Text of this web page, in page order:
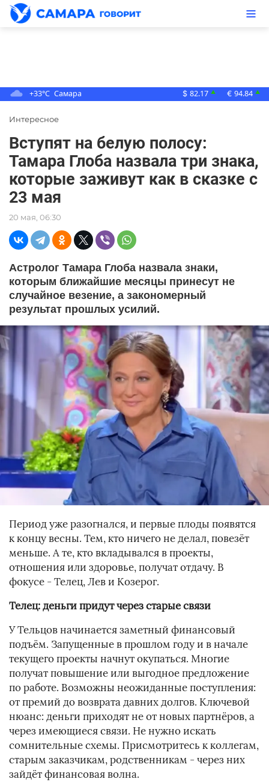
+33°C Самара $ 82.17 ▲ € 94.84 ▲
Интересное
Вступят на белую полосу:
Тамара Глоба назвала три знака,
которые заживут как в сказке с
23 мая
20 мая, 06:30
Астролог Тамара Глоба назвала знаки,
которым ближайшие месяцы принесут не
случайное везение, а закономерный
результат прошлых усилий.
Период уже разогнался, и первые плоды появятся
к концу весны. Тем, кто ничего не делал, повезёт
меньше. А те, кто вкладывался в проекты,
отношения или здоровье, получат отдачу. В
фокусе - Телец, Лев и Козерог.
Телец: деньги придут через старые связи
У Тельцов начинается заметный финансовый
подъём. Запущенные в прошлом году и в начале
текущего проекты начнут окупаться. Многие
получат повышение или выгодное предложение
по работе. Возможны неожиданные поступления:
от премий до возврата давних долгов. Ключевой
нюанс: деньги приходят не от новых партнёров, а
через имеющиеся связи. Не нужно искать
сомнительные схемы. Присмотритесь к коллегам,
старым заказчикам, родственникам - через них
зайдёт финансовая волна.